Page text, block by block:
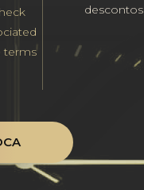
terms
descontos